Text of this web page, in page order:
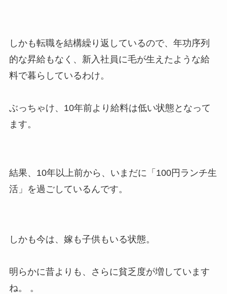
しかも転職を結構繰り返しているので、年功序列
的な昇給もなく、新入社員に毛が生えたような給
料で暮らしているわけ。
ぶっちゃけ、10年前より給料は低い状態となって
ます。
結果、10年以上前から、いまだに「100円ランチ生
活」を過ごしているんです。
しかも今は、嫁も子供もいる状態。
明らかに昔よりも、さらに貧乏度が増しています
ね。 。